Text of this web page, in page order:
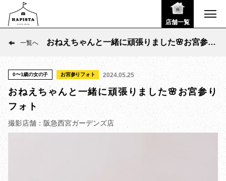
店舗一覧
一覧へ
おねえちゃんと一緒に頑張りました🌸お宮参り
0〜1歳の女の子 お宮参りフォト 2024.05.25
おねえちゃんと一緒に頑張りました🌸お宮参り
フォト
撮影店舗：阪急西宮ガーデンズ店